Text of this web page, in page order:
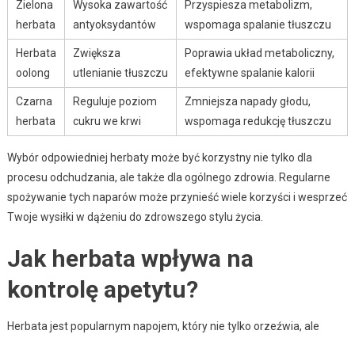
Zielona
herbata
Wysoka zawartość
antyoksydantów
Przyspiesza metabolizm,
wspomaga spalanie tłuszczu
Herbata
oolong
Zwiększa
utlenianie tłuszczu
Poprawia układ metaboliczny,
efektywne spalanie kalorii
Czarna
herbata
Reguluje poziom
cukru we krwi
Zmniejsza napady głodu,
wspomaga redukcję tłuszczu
Wybór odpowiedniej herbaty może być korzystny nie tylko dla
procesu odchudzania, ale także dla ogólnego zdrowia. Regularne
spożywanie tych naparów może przynieść wiele korzyści i wesprzeć
Twoje wysiłki w dążeniu do zdrowszego stylu życia.
Jak herbata wpływa na
kontrolę apetytu?
Herbata jest popularnym napojem, który nie tylko orzeźwia, ale